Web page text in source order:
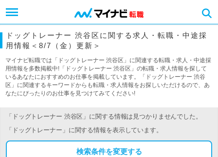
ドッグトレーナー 渋谷区に関する求人・転職・中途採
用情報＜8/7（金）更新＞
マイナビ転職では「ドッグトレーナー 渋谷区」に関連する転職・求人・中途採
用情報を多数掲載中!「ドッグトレーナー 渋谷区」の転職・求人情報を探して
いるあなたにおすすめのお仕事を掲載しています。「ドッグトレーナー 渋谷
区」に関連するキーワードからも転職・求人情報をお探しいただけるので、あ
なたにぴったりのお仕事を見つけてみてください!
「ドッグトレーナー 渋谷区」に関する情報は見つかりませんでした。
「ドッグトレーナー」に関する情報を表示しています。
検索条件を変更する